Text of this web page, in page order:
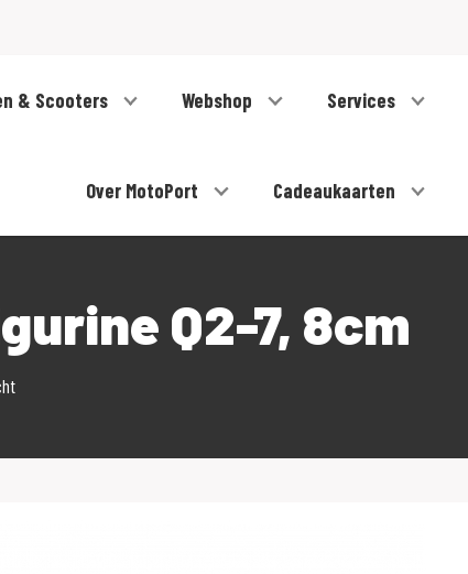
& Scooters Webshop Services
Over MotoPort Cadeaukaarten
Q2-7, 8cm